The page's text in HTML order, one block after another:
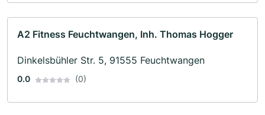
A2 Fitness Feuchtwangen, Inh. Thomas Hogger
Dinkelsbühler Str. 5, 91555 Feuchtwangen
0.0 (0)